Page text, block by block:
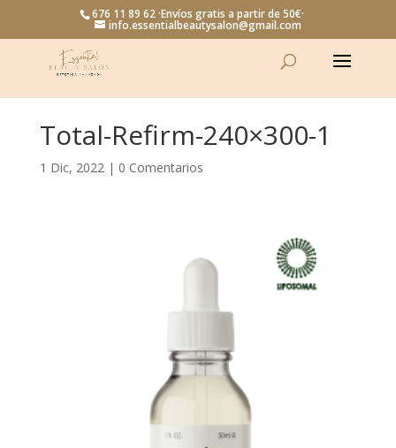
676 11 89 62 ·Envíos gratis a partir de 50€·
info.essentialbeautysalon@gmail.com
Total-Refirm-240×300-1
1 Dic, 2022| 0 Comentarios